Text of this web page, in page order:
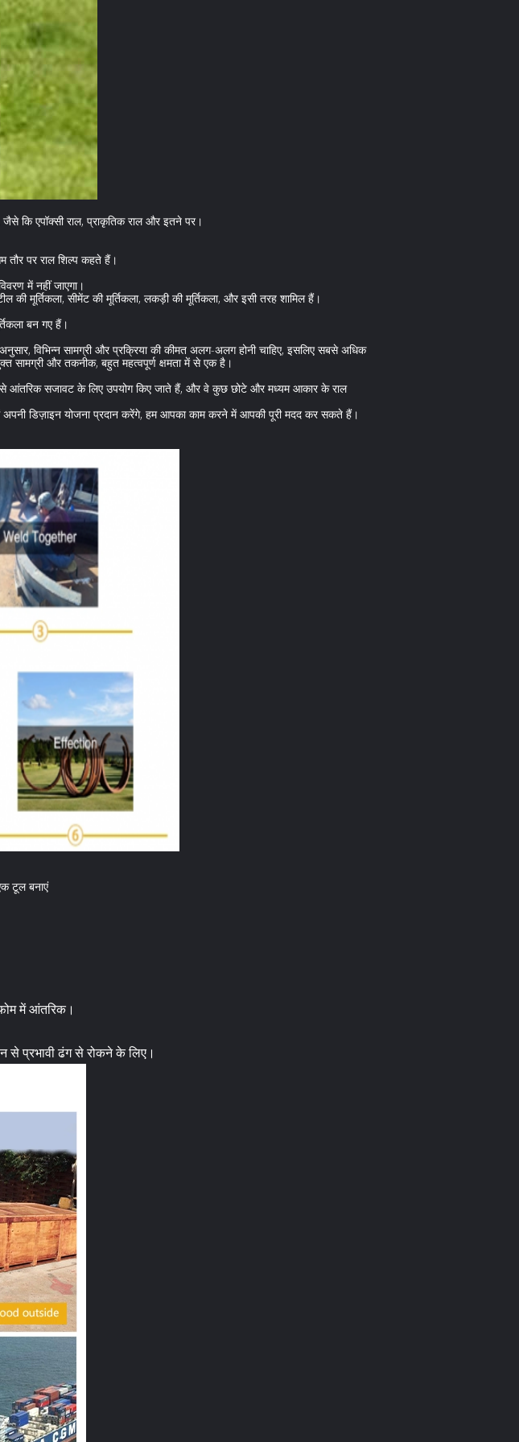
कि एपॉक्सी राल, प्राकृतिक राल और इतने पर।
तौर पर राल शिल्प कहते हैं।
में नहीं जाएगा।
की मूर्तिकला, सीमेंट की मूर्तिकला, लकड़ी की मूर्तिकला, और इसी तरह शामिल हैं।
बन गए हैं।
विभिन्न सामग्री और प्रक्रिया की कीमत अलग-अलग होनी चाहिए, इसलिए सबसे अधिक
सामग्री और तकनीक, बहुत महत्वपूर्ण क्षमता में से एक है।
से आंतरिक सजावट के लिए उपयोग किए जाते हैं, और वे कुछ छोटे और मध्यम आकार के राल
डिज़ाइन योजना प्रदान करेंगे, हम आपका काम करने में आपकी पूरी मदद कर सकते हैं।
टूल बनाएं
में आंतरिक।
से प्रभावी ढंग से रोकने के लिए।